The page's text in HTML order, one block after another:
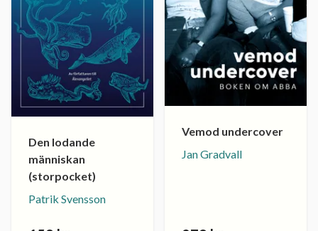
Den lodande
människan
(storpocket)
Patrik Svensson
Vemod undercover
Jan Gradvall